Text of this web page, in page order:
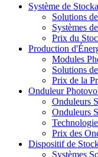
Système de
Solutions
Systèmes
Prix du
Production
Modules
Solutions
Prix de la
Onduleur
Onduleurs
Onduleurs
Prix des
Dispositif de
Systèmes